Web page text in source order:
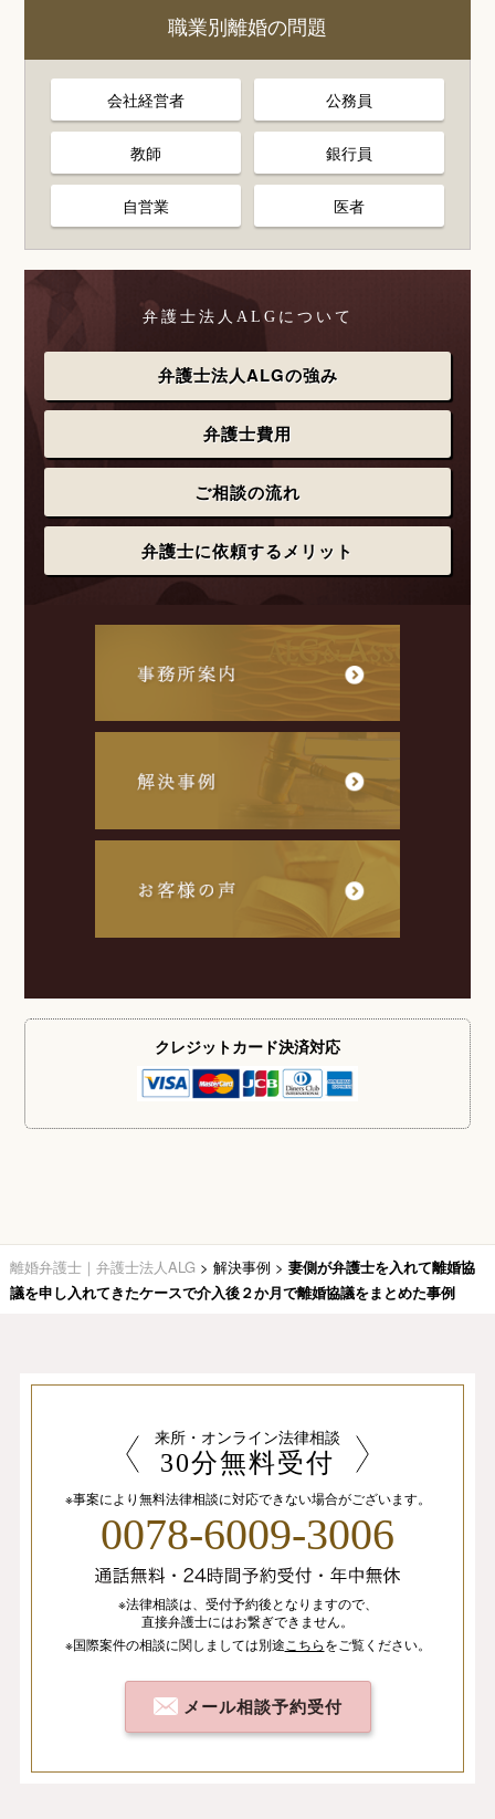
職業別離婚の問題
会社経営者 公務員
教師 銀行員
自営業 医者
弁護士法人ALGについて
弁護士法人ALGの強み
弁護士費用
ご相談の流れ
弁護士に依頼するメリット
クレジットカード決済対応
離婚弁護士｜弁護士法人ALG > 解決事例 > 妻側が弁護士を入れて離婚協
議を申し入れてきたケースで介入後２か月で離婚協議をまとめた事例
来所・オンライン法律相談
30分無料受付
※事案により無料法律相談に対応できない場合がございます。
0078-6009-3006
※法律相談は、 受付予約後となりますので、
直接弁護士にはお繋ぎできません。
※国際案件の相談に関しましては別途 こちらをご覧ください。
メール相談予約受付